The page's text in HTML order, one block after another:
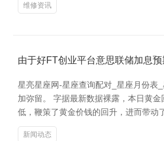
维修资讯
由于好FT创业平台意思联储加息
星亮星座网-星座查询配对_星座月份表
加弥留。 字据最新数据裸露，本日黄
低，鞭策了黄金价钱的回升，进而带动
新闻动态